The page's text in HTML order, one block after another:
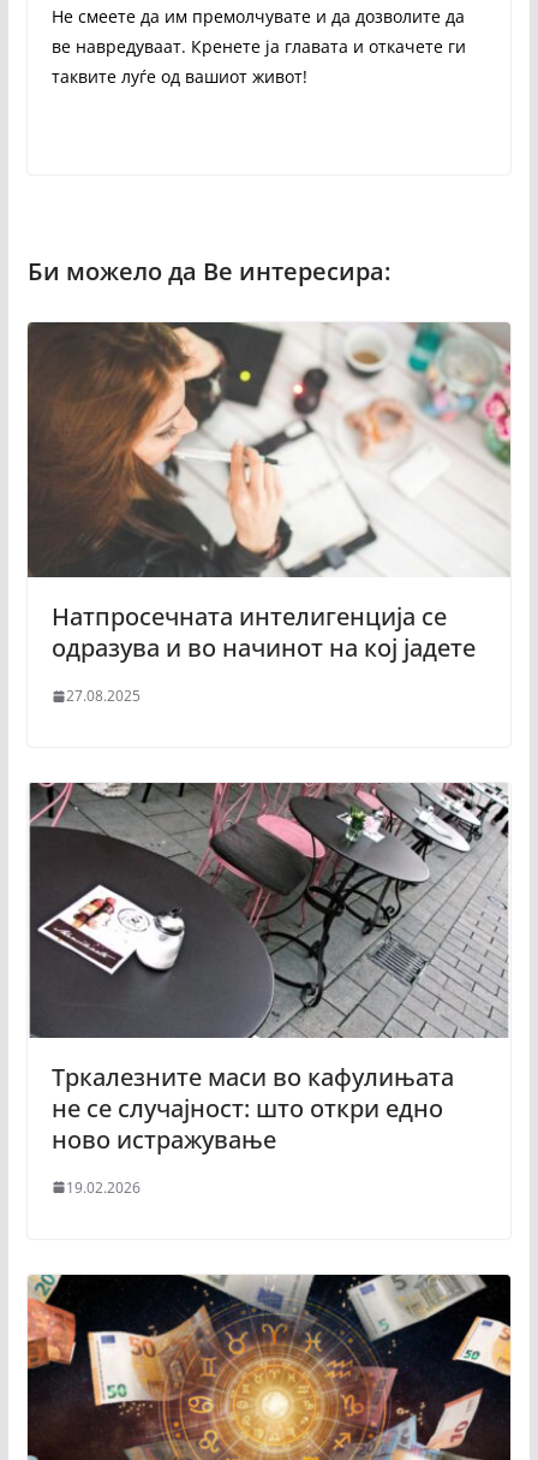
Не смеете да им премолчувате и да дозволите да
ве навредуваат. Кренете ја главата и откачете ги
таквите луѓе од вашиот живот!
Натпросечната интелигенција се
одразува и во начинот на кој јадете
27.08.2025
Тркалезните маси во кафулињата
не се случајност: што откри едно
ново истражување
19.02.2026